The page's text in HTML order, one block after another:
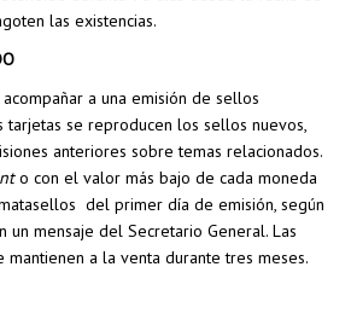
las existencias.
a una emisión de sellos
tarjetas se reproducen los sellos nuevos,
anteriores sobre temas relacionados.
o con el valor más bajo de cada moneda
del primer día de emisión, según
un mensaje del Secretario General. Las
a la venta durante tres meses.